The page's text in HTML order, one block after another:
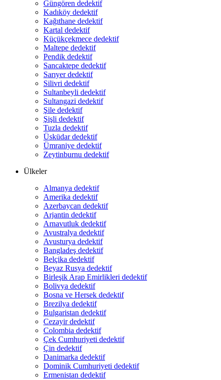
Güngören dedektif
Kadıköy dedektif
Kağıthane dedektif
Kartal dedektif
Küçükçekmece dedektif
Maltepe dedektif
Pendik dedektif
Sancaktepe dedektif
Sarıyer dedektif
Silivri dedektif
Sultanbeyli dedektif
Sultangazi dedektif
Şile dedektif
Şişli dedektif
Tuzla dedektif
Üsküdar dedektif
Ümraniye dedektif
Zeytinburnu dedektif
Ülkeler
Almanya dedektif
Amerika dedektif
Azerbaycan dedektif
Arjantin dedektif
Arnavutluk dedektif
Avustralya dedektif
Avusturya dedektif
Bangladeş dedektif
Belçika dedektif
Beyaz Rusya dedektif
Birleşik Arap Emirlikleri dedektif
Bolivya dedektif
Bosna ve Hersek dedektif
Brezilya dedektif
Bulgaristan dedektif
Cezayir dedektif
Colombia dedektif
Çek Cumhuriyeti dedektif
Çin dedektif
Danimarka dedektif
Dominik Cumhuriyeti dedektif
Ermenistan dedektif